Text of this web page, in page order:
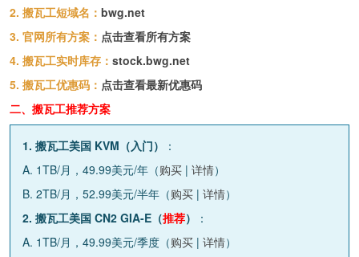
2. 搬瓦工短域名： bwg.net
3. 官网所有方案： 点击查看所有方案
4. 搬瓦工实时库存： stock.bwg.net
5. 搬瓦工优惠码： 点击查看最新优惠码
二、搬瓦工推荐方案
1. 搬瓦工美国 KVM（入门）
：
A. 1TB/月，49.99美元/年（购买 | 详情）
B. 2TB/月，52.99美元/半年（购买 | 详情）
2. 搬瓦工美国 CN2 GIA-E（推荐）
：
A. 1TB/月，49.99美元/季度（购买 | 详情）